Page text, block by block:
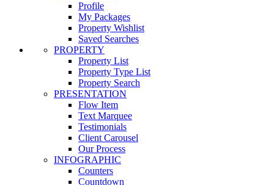
Profile
My Packages
Property Wishlist
Saved Searches
PROPERTY
Property List
Property Type List
Property Search
PRESENTATION
Flow Item
Text Marquee
Testimonials
Client Carousel
Our Process
INFOGRAPHIC
Counters
Countdown